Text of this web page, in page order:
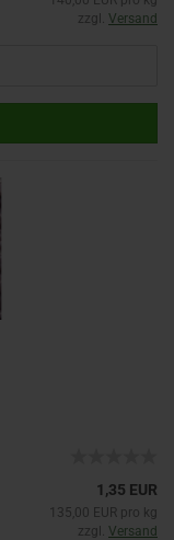
zzgl. Versand
1,35 EUR
135,00 EUR pro kg
zzgl. Versand